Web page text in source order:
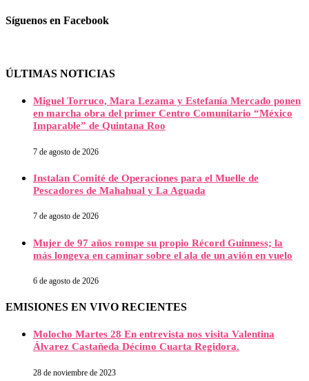
Síguenos en Facebook
ÚLTIMAS NOTICIAS
Miguel Torruco, Mara Lezama y Estefanía Mercado ponen
en marcha obra del primer Centro Comunitario “México
Imparable” de Quintana Roo
7 de agosto de 2026
Instalan Comité de Operaciones para el Muelle de
Pescadores de Mahahual y La Aguada
7 de agosto de 2026
Mujer de 97 años rompe su propio Récord Guinness; la
más longeva en caminar sobre el ala de un avión en vuelo
6 de agosto de 2026
EMISIONES EN VIVO RECIENTES
Molocho Martes 28 En entrevista nos visita Valentina
Álvarez Castañeda Décimo Cuarta Regidora.
28 de noviembre de 2023